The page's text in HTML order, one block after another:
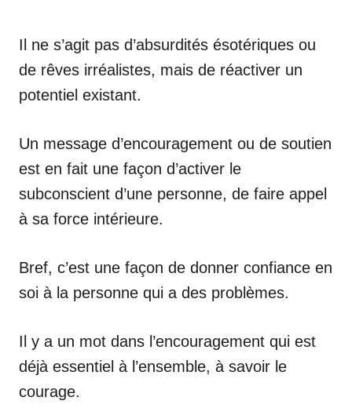
Il ne s’agit pas d’absurdités ésotériques ou
de rêves irréalistes, mais de réactiver un
potentiel existant.
Un message d’encouragement ou de soutien
est en fait une façon d’activer le
subconscient d’une personne, de faire appel
à sa force intérieure.
Bref, c’est une façon de donner confiance en
soi à la personne qui a des problèmes.
Il y a un mot dans l’encouragement qui est
déjà essentiel à l’ensemble, à savoir le
courage.